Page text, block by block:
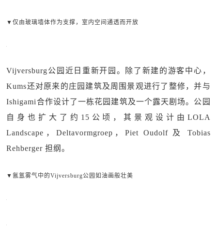
▼仅由玻璃墙体作为支撑，室内空间通透而开放
Vijversburg公园近日重新开园。除了新建的游客中心，
Kums还对原来的庄园建筑及周围景观进行了整修，并与
Ishigami合作设计了一栋花园建筑及一个露天剧场。公园
自身也扩大了约15公顷，其景观设计由LOLA
Landscape，Deltavormgroep，Piet Oudolf 及 Tobias
Rehberger 担纲。
▼氤氲雾气中的Vijversburg公园如油画般壮美